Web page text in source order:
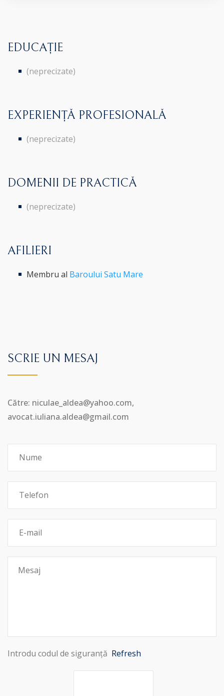
EDUCAȚIE
(neprecizate)
EXPERIENȚĂ PROFESIONALĂ
(neprecizate)
DOMENII DE PRACTICĂ
(neprecizate)
AFILIERI
Membru al Baroului Satu Mare
SCRIE UN MESAJ
Către: niculae_aldea@yahoo.com,
avocat.iuliana.aldea@gmail.com
Introdu codul de siguranță Refresh